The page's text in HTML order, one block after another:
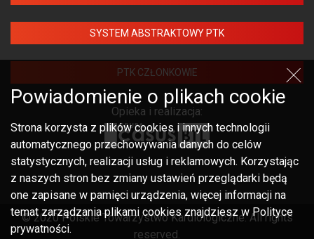
SYSTEM ABSTRAKTOWY PTK
PTK CZŁONKOWIE
Opieka i realizacja:
© 2020 Polskie Towarzystwo Kardiologiczne. All rights
reserved.
Powiadomienie o plikach cookie
Strona korzysta z plików cookies i innych technologii
automatycznego przechowywania danych do celów
statystycznych, realizacji usług i reklamowych. Korzystając
z naszych stron bez zmiany ustawień przeglądarki będą
one zapisane w pamięci urządzenia, więcej informacji na
temat zarządzania plikami cookies znajdziesz w Polityce
prywatności.